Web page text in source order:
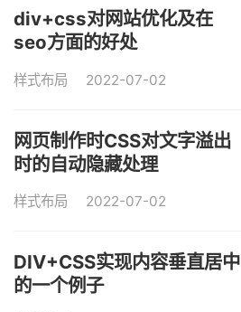
div+css对网站优化及在
seo方面的好处
样式布局 2022-07-02
网页制作时CSS对文字溢出
时的自动隐藏处理
样式布局 2022-07-02
DIV+CSS实现内容垂直居中
的一个例子